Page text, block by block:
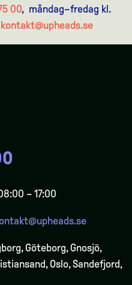
00, måndag–fredag kl.
kontakt@upheads.se
– 17:00
Göteborg, Gnosjö,
Oslo, Sandefjord,